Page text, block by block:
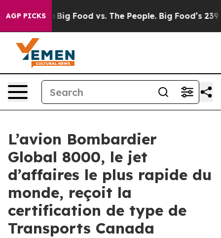
AGP PICKS
Big Food vs. The People. Big Food’s 239
L’avion Bombardier
Global 8000, le jet
d’affaires le plus rapide du
monde, reçoit la
certification de type de
Transports Canada